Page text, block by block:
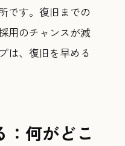
です。復旧までの
用のチャンスが減
は、復旧を早める
：何がどこ